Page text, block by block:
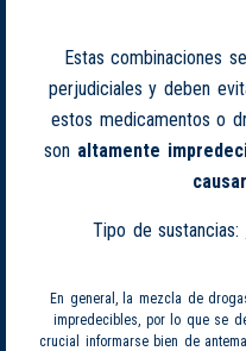
Estas combinaciones
perjudiciales y deben
estos medicamentos o
son altamente
Tipo de sustancias:
En general, la mezcla de
impredecibles, por lo que se
crucial informarse bien de